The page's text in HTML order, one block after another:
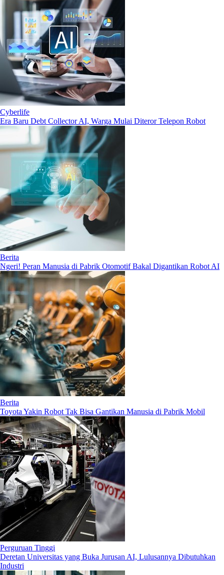
Cyberlife
Era Baru Debt Collector AI, Warga Mulai Diteror Telepon Robot
Berita
Ngeri! Peran Manusia di Pabrik Otomotif Bakal Digantikan Robot AI
Berita
Toyota Yakin Robot Tak Bisa Gantikan Manusia di Pabrik Mobil
Perguruan Tinggi
Deretan Universitas yang Buka Jurusan AI, Lulusannya Dibutuhkan
Industri